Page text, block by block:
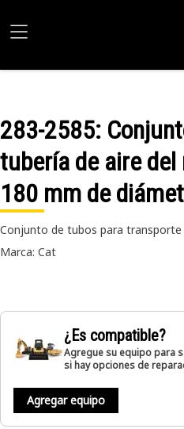
283-2585:
tubería de aire del
180 mm de
Conjunto de tubos para transporte
Marca: Cat
¿Es compatible?
Agregue su equipo para
si hay opciones de
Agregar equipo